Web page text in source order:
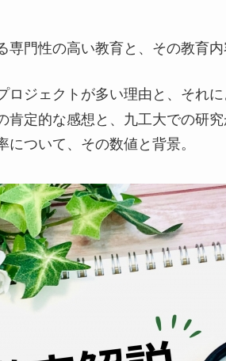
専門性の高い教育と、その教育
ロジェクトが多い理由と、それに
肯定的な感想と、九工大での研究
について、その数値と背景。